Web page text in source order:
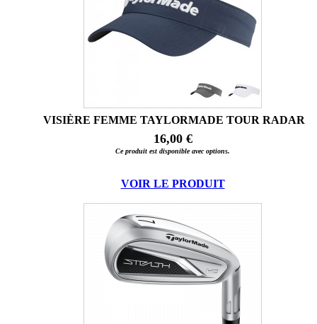
VISIÈRE FEMME TAYLORMADE TOUR RADAR
16,00 €
Ce produit est disponible avec options.
VOIR LE PRODUIT